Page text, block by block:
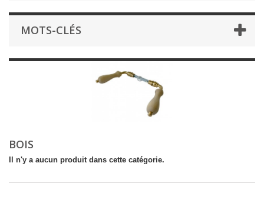
MOTS-CLÉS
BOIS
Il n'y a aucun produit dans cette catégorie.